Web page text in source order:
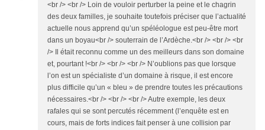
<br /> <br /> Loin de vouloir perturber la peine et le chagrin
des deux familles, je souhaite toutefois préciser que l’actualité
actuelle nous apprend qu’un spéléologue est peu-être mort
dans un boyau<br /> souterrain de l’Ardèche.<br /> <br /> <br
/> Il était reconnu comme un des meilleurs dans son domaine
et, pourtant !<br /> <br /> <br /> N’oublions pas que lorsque
l’on est un spécialiste d’un domaine à risque, il est encore
plus difficile qu’un « bleu » de prendre toutes les précautions
nécessaires.<br /> <br /> <br /> Autre exemple, les deux
rafales qui se sont percutés récemment (l’enquête est en
cours, mais de forts indices fait penser à une collision par